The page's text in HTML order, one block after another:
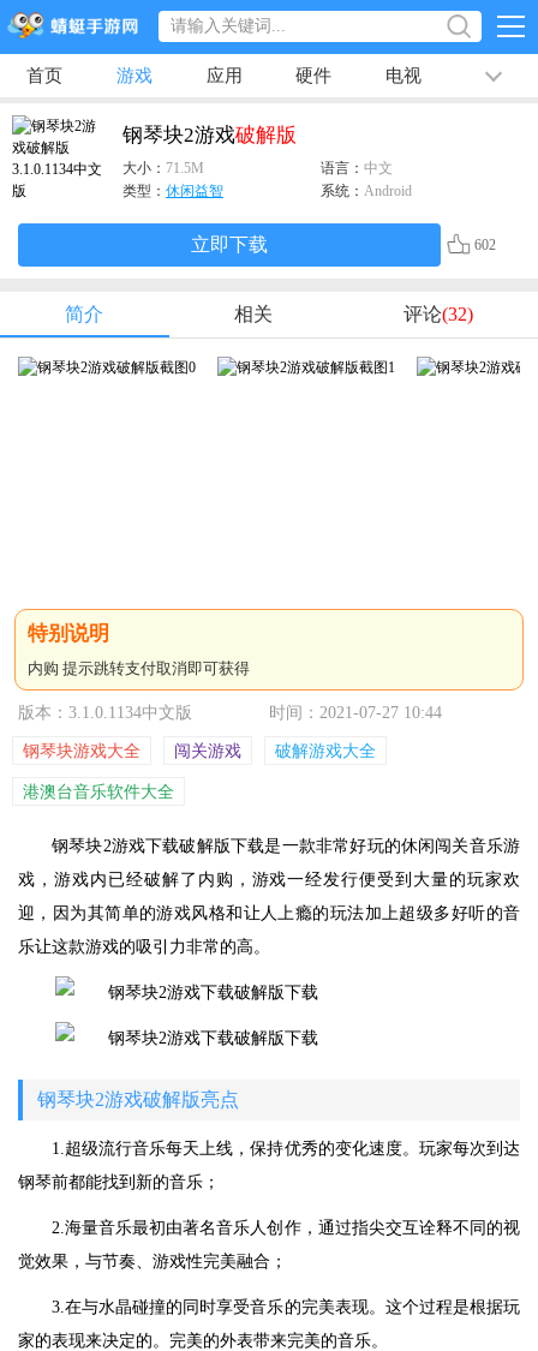
首页 游戏 应用 硬件 电视 排行榜
专题
钢琴块2游戏破解版
大小： 71.5M 语言： 中文
类型： 休闲益智 系统： Android
立即下载 602
简介 相关 评论(32)
内购 提示跳转支付取消即可获得
版本：3.1.0.1134中文版 时间：2021-07-27 10:44
钢琴块游戏大全 闯关游戏 破解游戏大全
港澳台音乐软件大全
钢琴块2游戏下载破解版下载是一款非常好玩的休闲闯关音乐游
戏，游戏内已经破解了内购，游戏一经发行便受到大量的玩家欢
迎，因为其简单的游戏风格和让人上瘾的玩法加上超级多好听的音
乐让这款游戏的吸引力非常的高。
钢琴块2游戏破解版亮点
1.超级流行音乐每天上线，保持优秀的变化速度。玩家每次到达
钢琴前都能找到新的音乐；
2.海量音乐最初由著名音乐人创作，通过指尖交互诠释不同的视
觉效果，与节奏、游戏性完美融合；
3.在与水晶碰撞的同时享受音乐的完美表现。这个过程是根据玩
家的表现来决定的。完美的外表带来完美的音乐。